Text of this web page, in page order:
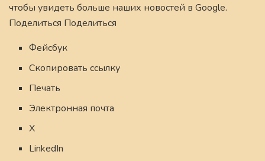
чтобы увидеть больше наших новостей в Google.
Поделиться Поделиться
Фейсбук
Скопировать ссылку
Печать
Электронная почта
X
LinkedIn